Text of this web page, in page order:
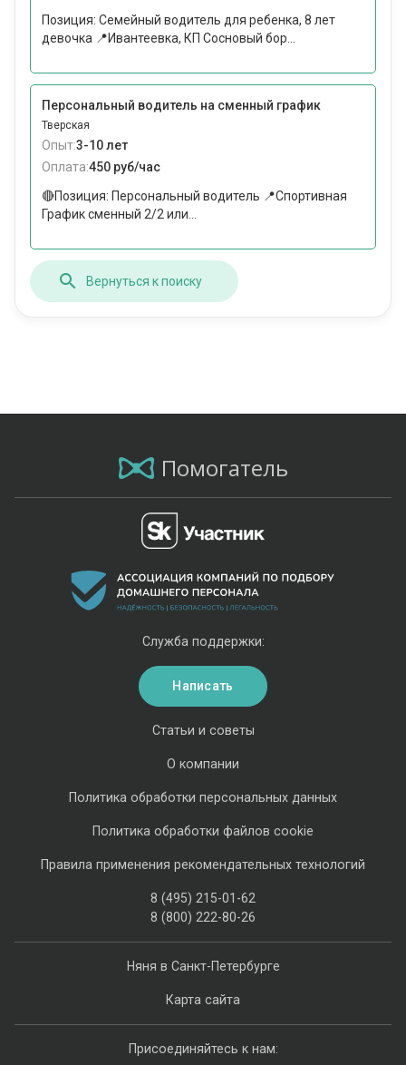
Позиция: Семейный водитель для ребенка, 8 лет
девочка 📍Ивантеевка, КП Сосновый бор...
Персональный водитель на сменный график
Тверская
Опыт:3-10 лет
Оплата:450 руб/час
🔴Позиция: Персональный водитель 📍Спортивная
График сменный 2/2 или...
Вернуться к поиску
Помогатель
Няня в Санкт-Петербурге
Карта сайта
Статьи и советы
О компании
Политика обработки персональных данных
Политика обработки файлов cookie
Правила применения рекомендательных технологий
8 (495) 215-01-62
8 (800) 222-80-26
Служба поддержки:
Написать
Присоединяйтесь к нам: